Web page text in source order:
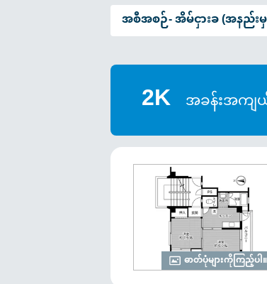
အစီအစဉ်-အိမ်ငှားခ (အနည်းမှ
2K အခန်းအကျယ်
ဓာတ်ပုံများကိုကြည့်ပါ။